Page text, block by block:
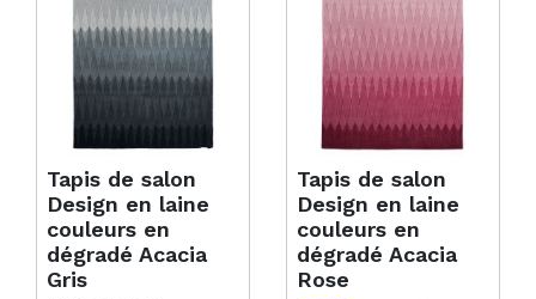
Tapis de salon
Design en laine
couleurs en
dégradé Acacia
Gris
Tapis de salon
Design en laine
couleurs en
dégradé Acacia
Rose